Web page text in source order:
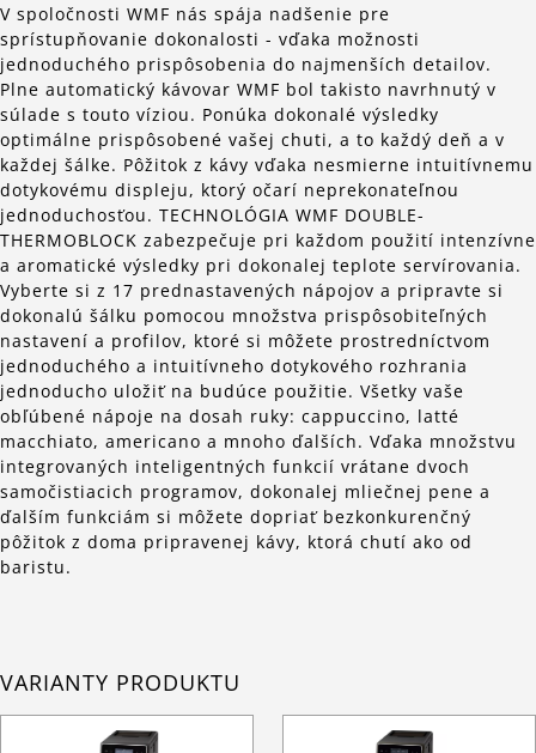
V spoločnosti WMF nás spája nadšenie pre
sprístupňovanie dokonalosti - vďaka možnosti
jednoduchého prispôsobenia do najmenších detailov.
Plne automatický kávovar WMF bol takisto navrhnutý v
súlade s touto víziou. Ponúka dokonalé výsledky
optimálne prispôsobené vašej chuti, a to každý deň a v
každej šálke. Pôžitok z kávy vďaka nesmierne intuitívnemu
dotykovému displeju, ktorý očarí neprekonateľnou
jednoduchosťou. TECHNOLÓGIA WMF DOUBLE-
THERMOBLOCK zabezpečuje pri každom použití intenzívne
a aromatické výsledky pri dokonalej teplote servírovania.
Vyberte si z 17 prednastavených nápojov a pripravte si
dokonalú šálku pomocou množstva prispôsobiteľných
nastavení a profilov, ktoré si môžete prostredníctvom
jednoduchého a intuitívneho dotykového rozhrania
jednoducho uložiť na budúce použitie. Všetky vaše
obľúbené nápoje na dosah ruky: cappuccino, latté
macchiato, americano a mnoho ďalších. Vďaka množstvu
integrovaných inteligentných funkcií vrátane dvoch
samočistiacich programov, dokonalej mliečnej pene a
ďalším funkciám si môžete dopriať bezkonkurenčný
pôžitok z doma pripravenej kávy, ktorá chutí ako od
baristu.
VARIANTY PRODUKTU